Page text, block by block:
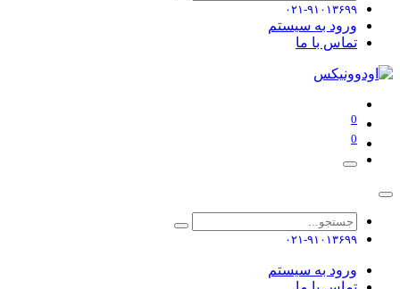
۰۲۱-۹۱۰۱۳۶۹۹
ورود به سیستم
تماس با ما
0
0
۰۲۱-۹۱۰۱۳۶۹۹
ورود به سیستم